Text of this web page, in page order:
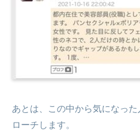
あとは、この中から気になっ
ローチします。